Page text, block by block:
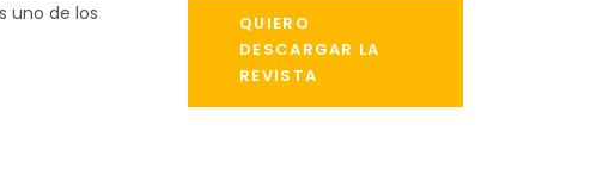
uno de los
QUIERO
DESCARGAR LA
REVISTA